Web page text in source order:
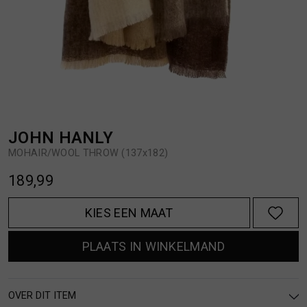
JASSEN
JEANS
OVERSHIRTS
POLO'S
SCHOENEN EN REGENLAARZEN
JOHN HANLY
MOHAIR/WOOL THROW (137x182)
189,99
KIES EEN MAAT
PLAATS IN WINKELMAND
OVER DIT ITEM